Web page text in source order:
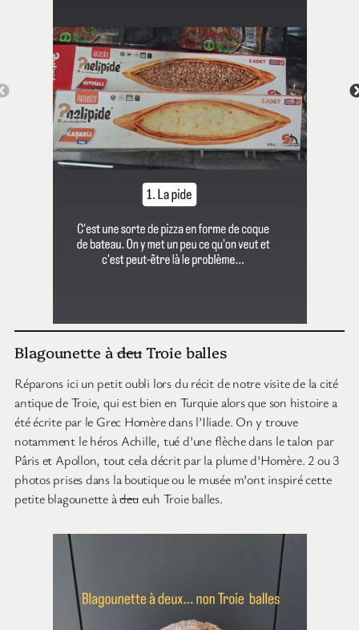
Blagounette àdeuTroie balles
Réparons ici un petit oubli lors du récit de notre visite de la cité
antique de Troie, qui est bien en Turquie alors que son histoire a
été écrite par le Grec Homère dans l’Iliade. On y trouve
notamment le héros Achille, tué d’une flèche dans le talon par
Pâris et Apollon, tout cela décrit par la plume d’Homère. 2 ou 3
photos prises dans la boutique ou le musée m’ont inspiré cette
petite blagounette àdeueuh Troie balles.